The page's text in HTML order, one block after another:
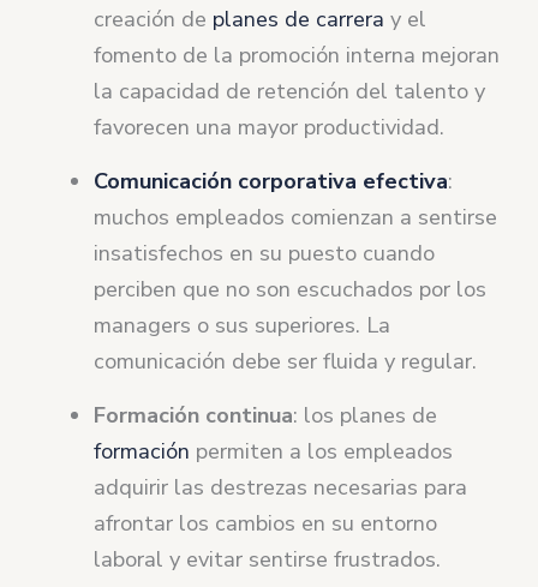
creación de planes de carrera y el
fomento de la promoción interna mejoran
la capacidad de retención del talento y
favorecen una mayor productividad.
Comunicación corporativa efectiva:
muchos empleados comienzan a sentirse
insatisfechos en su puesto cuando
perciben que no son escuchados por los
managers o sus superiores. La
comunicación debe ser fluida y regular.
Formación continua: los planes de
formación permiten a los empleados
adquirir las destrezas necesarias para
afrontar los cambios en su entorno
laboral y evitar sentirse frustrados.